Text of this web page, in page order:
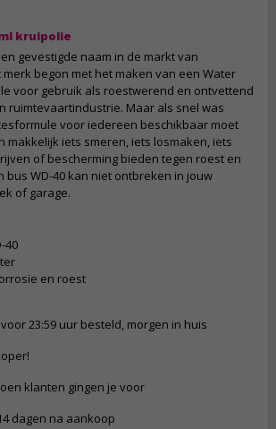
kruipolie
gevestigde naam in de markt van
begon met het maken van een Water
voor gebruik als roestwerend en ontvettend
ruimtevaartindustrie. Maar als snel was
voor iedereen beschikbaar moet
makkelijk iets smeren, iets losmaken, iets
of bescherming bieden tegen roest en
bus WD-40 kan niet ontbreken in jouw
of garage.
40
en roest
23:59 uur besteld, morgen in huis
klanten gingen je voor
dagen na aankoop